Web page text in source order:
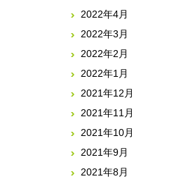
2022年4月
2022年3月
2022年2月
2022年1月
2021年12月
2021年11月
2021年10月
2021年9月
2021年8月